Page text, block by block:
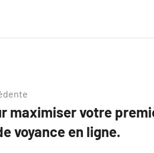
maximiser votre
voyance en ligne.